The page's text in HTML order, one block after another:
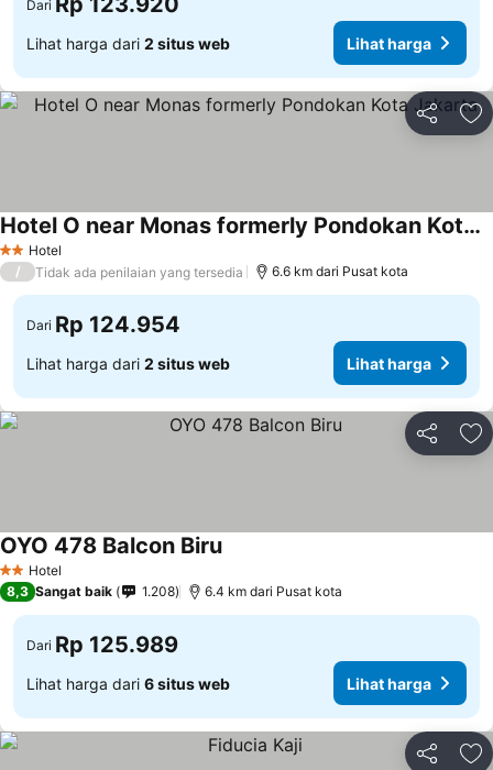
Dari
Lihat harga dari 2 situs web Lihat harga
Bagikan
2 Bintang
Hotel
Hotel O near Monas formerly Pondokan Kota Jakarta
Lihat harga
/ Tidak ada penilaian yang tersedia 6.6 km dari Pusat kota
Dari Rp 124.954
Lihat harga dari 2 situs web Lihat harga
Bagikan
2 Bintang
Hotel
OYO 478 Balcon BiruLihat harga
8,3 Sangat baik 1.208 6.4 km dari Pusat kota
Dari Rp 125.989
Lihat harga dari 6 situs web Lihat harga
Bagikan